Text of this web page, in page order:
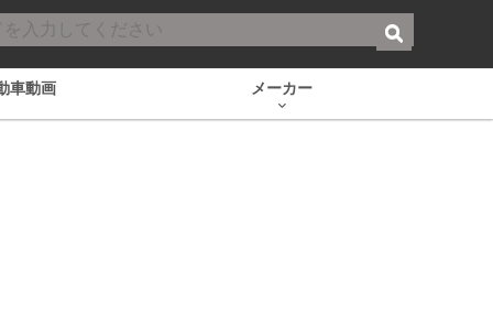
車動画 メーカー